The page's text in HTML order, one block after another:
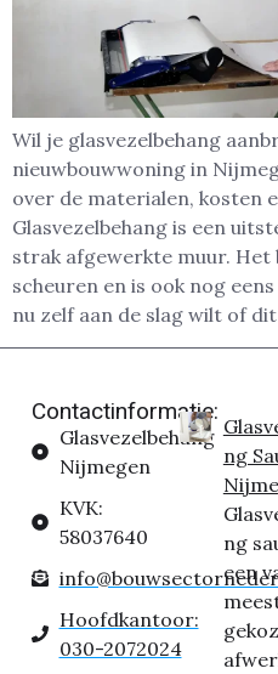
Wil je glasvezelbehang
nieuwbouwwoning in
over de materialen, kosten
Glasvezelbehang is een
strak afgewerkte muur.
scheuren en is ook nog
nu zelf aan de slag wilt of
Contactinformatie:
Glasvezelbehang
Nijmegen
KVK:
58037640
Hoofdkantoor:
030-2072024
ng
ng
een